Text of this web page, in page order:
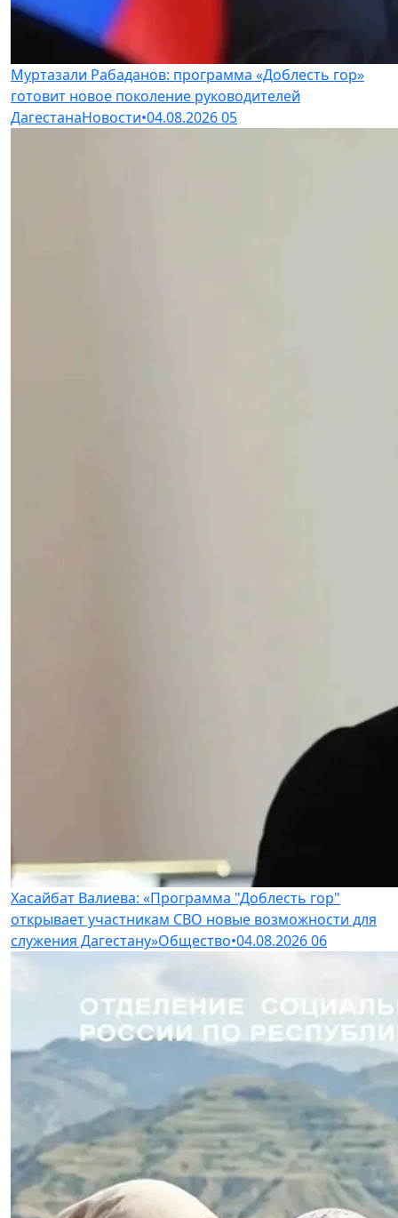
Муртазали Рабаданов: программа «Доблесть гор»
готовит новое поколение руководителей
ДагестанаНовости•04.08.202605
Хасайбат Валиева: «Программа "Доблесть гор"
открывает участникам СВО новые возможности для
служения Дагестану»Общество•04.08.202606